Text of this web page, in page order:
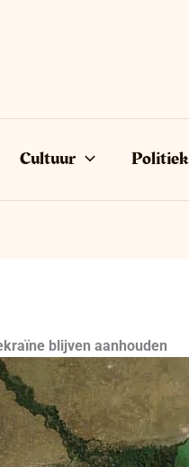
Cultuur Politiek
blijven aanhouden